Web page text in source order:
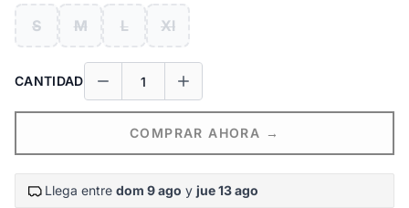
S M L Xl
CANTIDAD
COMPRAR AHORA →
Llega entre dom 9 ago y jue 13 ago